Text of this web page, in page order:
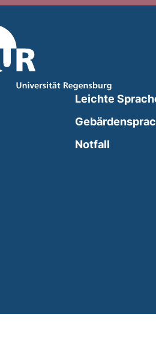
opens in a new window)
Leichte
Notfall